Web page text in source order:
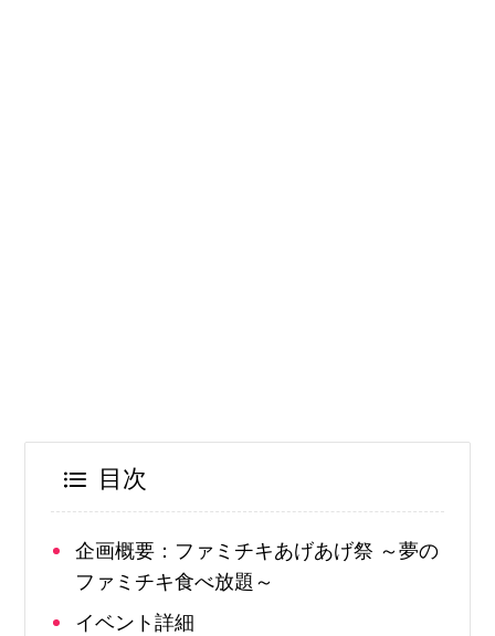
目次
企画概要：ファミチキあげあげ祭 ～夢の
ファミチキ食べ放題～
イベント詳細